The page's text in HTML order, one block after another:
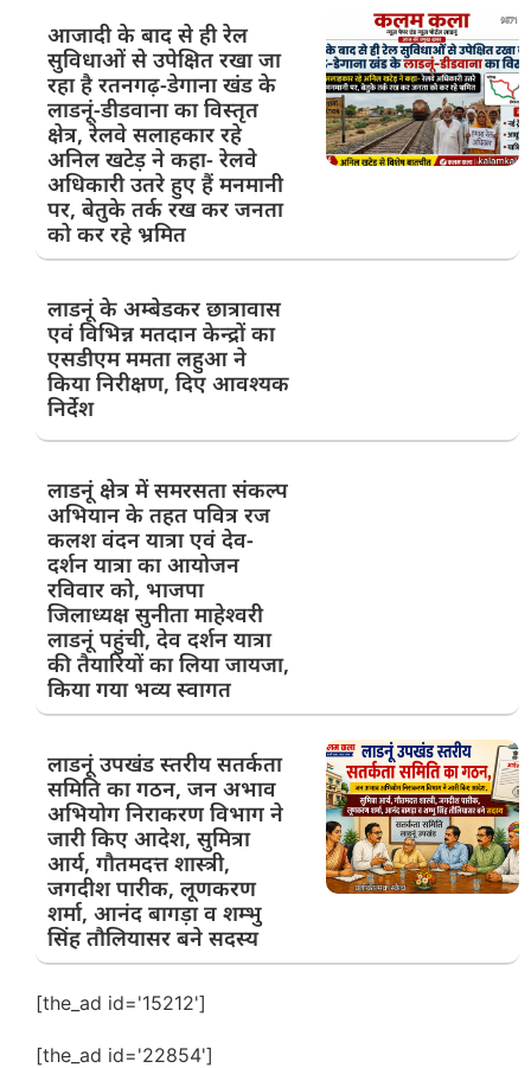
आजादी के बाद से ही रेल
सुविधाओं से उपेक्षित रखा जा
रहा है रतनगढ़-डेगाना खंड के
लाडनूं-डीडवाना का विस्तृत
क्षेत्र, रेलवे सलाहकार रहे
अनिल खटेड़ ने कहा- रेलवे
अधिकारी उतरे हुए हैं मनमानी
पर, बेतुके तर्क रख कर जनता
को कर रहे भ्रमित
लाडनूं के अम्बेडकर छात्रावास
एवं विभिन्न मतदान केन्द्रों का
एसडीएम ममता लहुआ ने
किया निरीक्षण, दिए आवश्यक
निर्देश
लाडनूं क्षेत्र में समरसता संकल्प
अभियान के तहत पवित्र रज
कलश वंदन यात्रा एवं देव-
दर्शन यात्रा का आयोजन
रविवार को, भाजपा
जिलाध्यक्ष सुनीता माहेश्वरी
लाडनूं पहुंची, देव दर्शन यात्रा
की तैयारियों का लिया जायजा,
किया गया भव्य स्वागत
लाडनूं उपखंड स्तरीय सतर्कता
समिति का गठन, जन अभाव
अभियोग निराकरण विभाग ने
जारी किए आदेश, सुमित्रा
आर्य, गौतमदत्त शास्त्री,
जगदीश पारीक, लूणकरण
शर्मा, आनंद बागड़ा व शम्भु
सिंह तौलियासर बने सदस्य
[the_ad id='15212']
[the_ad id='22854']